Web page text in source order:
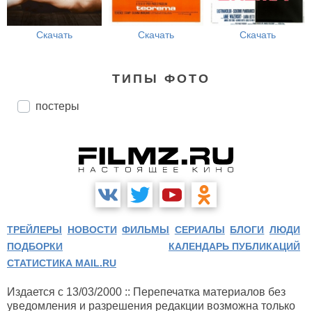
Скачать Скачать Скачать
ТИПЫ ФОТО
постеры
ТРЕЙЛЕРЫ НОВОСТИ ФИЛЬМЫ СЕРИАЛЫ БЛОГИ ЛЮДИ
ПОДБОРКИ
КАЛЕНДАРЬ ПУБЛИКАЦИЙ
СТАТИСТИКА MAIL.RU
Издается с 13/03/2000 :: Перепечатка материалов без
уведомления и разрешения редакции возможна только